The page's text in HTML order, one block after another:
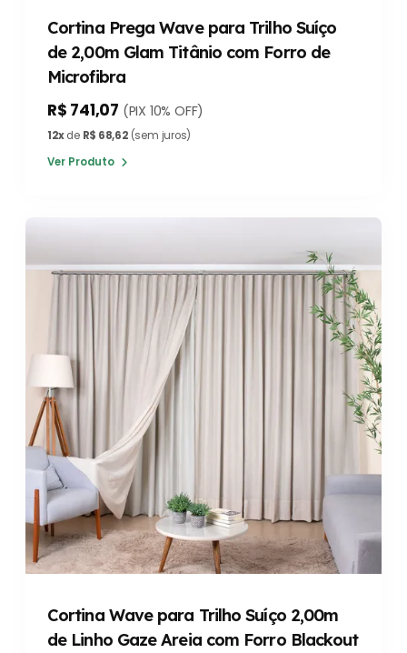
Cortina Prega Wave para Trilho Suíço
de 2,00m Glam Titânio com Forro de
Microfibra
R$ 741,07 (PIX 10% OFF)
12xde R$ 68,62(sem juros)
Ver Produto
Cortina Wave para Trilho Suíço 2,00m
de Linho Gaze Areia com Forro Blackout